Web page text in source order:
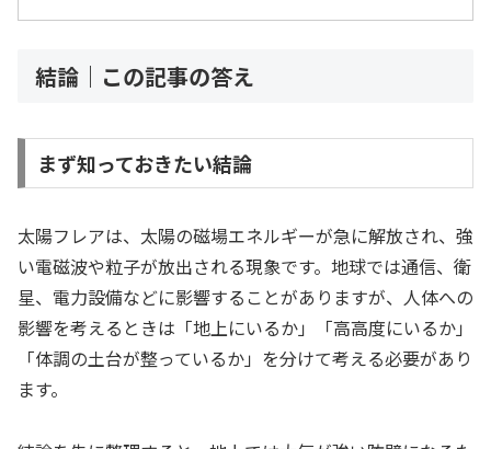
結論｜この記事の答え
まず知っておきたい結論
太陽フレアは、太陽の磁場エネルギーが急に解放され、強
い電磁波や粒子が放出される現象です。地球では通信、衛
星、電力設備などに影響することがありますが、人体への
影響を考えるときは「地上にいるか」「高高度にいるか」
「体調の土台が整っているか」を分けて考える必要があり
ます。